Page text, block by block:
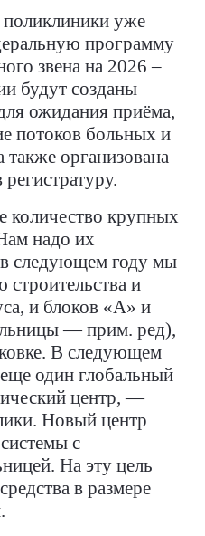
поликлиники уже
программу
звена на 2026 –
будут созданы
ожидания приёма,
потоков больных и
организована
количество крупных
надо их
следующем году мы
и
и блоков «А» и
— прим. ред),
В следующем
один глобальный
центр, —
Новый центр
с
На эту цель
в размере